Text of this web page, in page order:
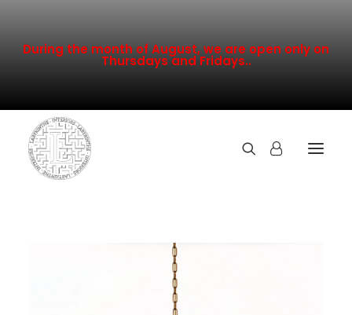
During the month of August, we are open only on
Thursdays and Fridays..